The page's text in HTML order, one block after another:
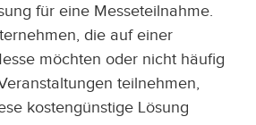
für eine Messeteilnahme.
die auf einer
möchten oder nicht häufig
teilnehmen,
kostengünstige Lösung